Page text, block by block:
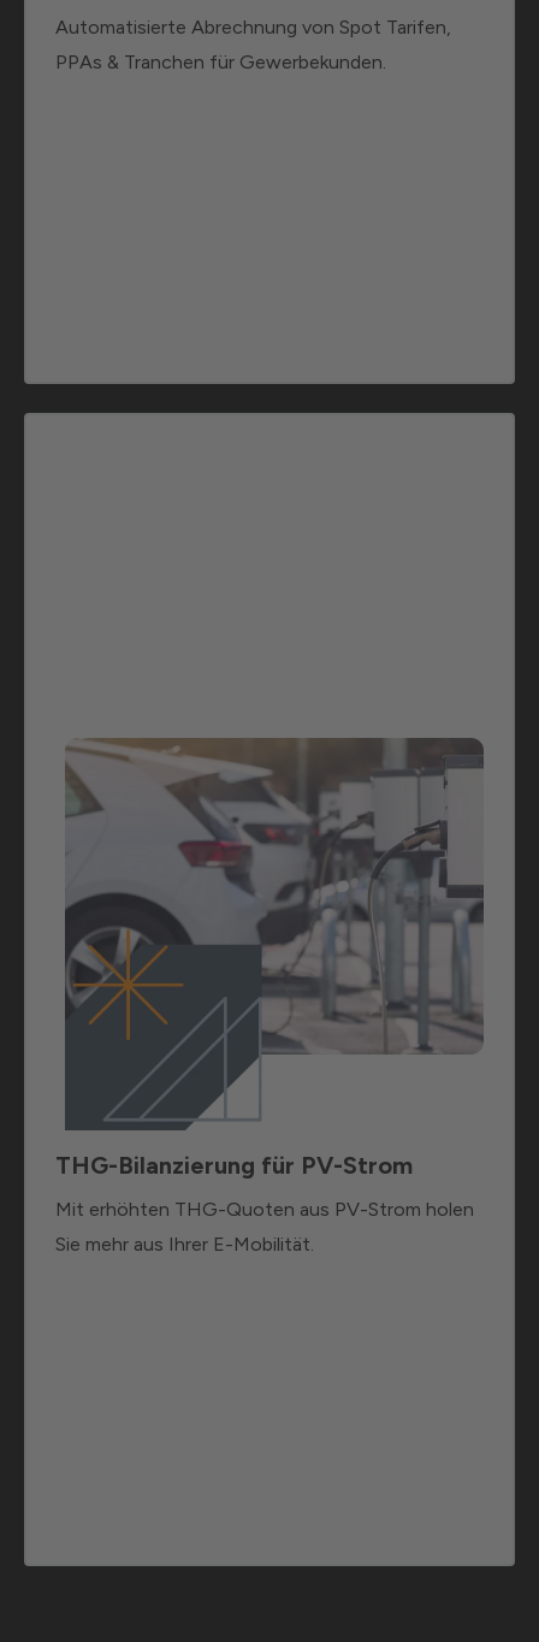
Automatisierte Abrechnung von Spot Tarifen,
PPAs & Tranchen für Gewerbekunden.
THG-Bilanzierung für PV-Strom
Mit erhöhten THG-Quoten aus PV-Strom holen
Sie mehr aus Ihrer E-Mobilität.